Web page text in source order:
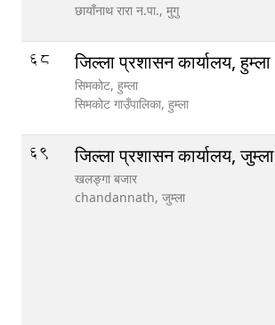
छायाँनाथ रारा न.पा., मुगु
68 जिल्ला प्रशासन कार्यालय, हुम्ला
सिमकाेट, हुम्ला
सिमकाेट गाउँपालिका, हुम्ला
69 जिल्ला प्रशासन कार्यालय, जुम्ला
खलङ्गा बजार
chandannath, जुम्ला